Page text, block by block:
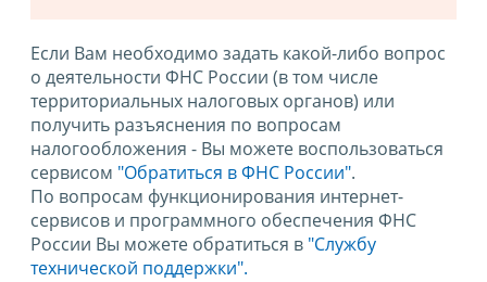
Если Вам необходимо задать какой-либо вопрос
о деятельности ФНС России (в том числе
территориальных налоговых органов) или
получить разъяснения по вопросам
налогообложения - Вы можете воспользоваться
сервисом "Обратиться в ФНС России".
По вопросам функционирования интернет-
сервисов и программного обеспечения ФНС
России Вы можете обратиться в "Службу
технической поддержки".